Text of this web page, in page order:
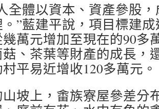
全體以資本、資產參股
”藍建平說，項目標建
萬元增加至現在的90多
、茶葉等財產的成長，
平易近增收120多萬元。
坡上，畬族寮屋參差分